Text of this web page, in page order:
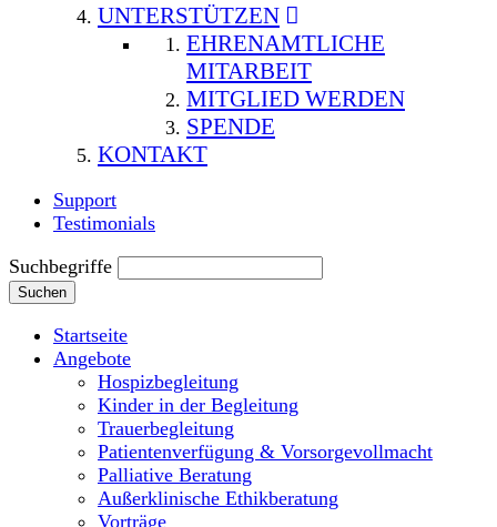
UNTERSTÜTZEN
EHRENAMTLICHE
MITARBEIT
MITGLIED WERDEN
SPENDE
KONTAKT
Support
Testimonials
Suchbegriffe
Suchen
Startseite
Angebote
Hospizbegleitung
Kinder in der Begleitung
Trauerbegleitung
Patientenverfügung & Vorsorgevollmacht
Palliative Beratung
Außerklinische Ethikberatung
Vorträge